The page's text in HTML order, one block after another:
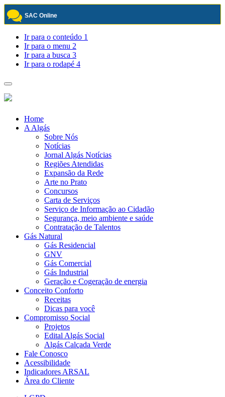
SAC Online
Pular
para
conteúdo
Ir para o conteúdo 1
Ir para o menu 2
Ir para a busca 3
Ir para o rodapé 4
Toggle
navigation
Home
A Algás
Sobre Nós
Notícias
Jornal Algás Notícias
Regiões Atendidas
Expansão da Rede
Arte no Prato
Concursos
Carta de Serviços
Serviço de Informação ao Cidadão
Segurança, meio ambiente e saúde
Contratação de Talentos
Gás Natural
Gás Residencial
GNV
Gás Comercial
Gás Industrial
Geração e Cogeração de energia
Conceito Conforto
Receitas
Dicas para você
Compromisso Social
Projetos
Edital Algás Social
Algás Calçada Verde
Fale Conosco
Acessibilidade
Indicadores ARSAL
Área do Cliente